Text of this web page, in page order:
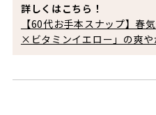
詳しくはこちら！
【60代お手本スナップ】春
×ビタミンイエロー」の爽